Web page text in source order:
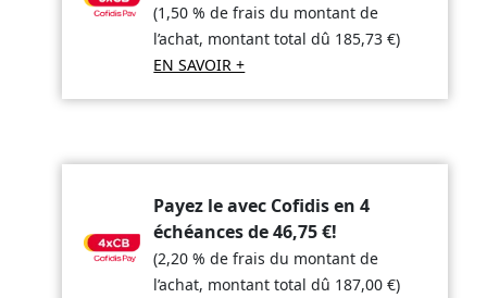
(1,50 % de frais du montant de
l’achat, montant total dû 185,73€)
EN SAVOIR +
Payez le avec Cofidis en 4
échéances de46,75€!
(2,20 % de frais du montant de
l’achat, montant total dû 187,00€)